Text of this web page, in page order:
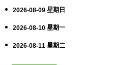
2026-08-09 星期日
2026-08-10 星期一
2026-08-11 星期二